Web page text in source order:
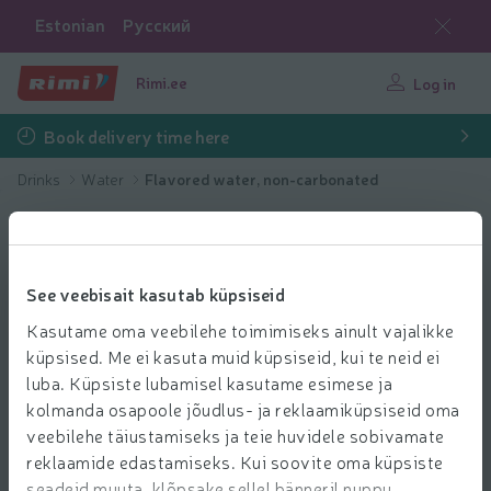
See veebisait kasutab küpsiseid
Kasutame oma veebilehe toimimiseks ainult vajalikke
küpsised. Me ei kasuta muid küpsiseid, kui te neid ei
luba. Küpsiste lubamisel kasutame esimese ja
kolmanda osapoole jõudlus- ja reklaamiküpsiseid oma
veebilehe täiustamiseks ja teie huvidele sobivamate
reklaamide edastamiseks. Kui soovite oma küpsiste
Estonian Русский
Rimi.ee Log in
Book delivery time here
Drinks Water Flavored water, non-carbonated